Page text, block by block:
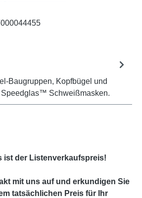
Baugruppen, Kopfbügel und
Schweißmasken.
ist der Listenverkaufspreis!
mit uns auf und erkundigen Sie
tatsächlichen Preis für Ihr